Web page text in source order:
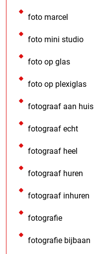
foto marcel
foto mini studio
foto op glas
foto op plexiglas
fotograaf aan huis
fotograaf echt
fotograaf heel
fotograaf huren
fotograaf inhuren
fotografie
fotografie bijbaan